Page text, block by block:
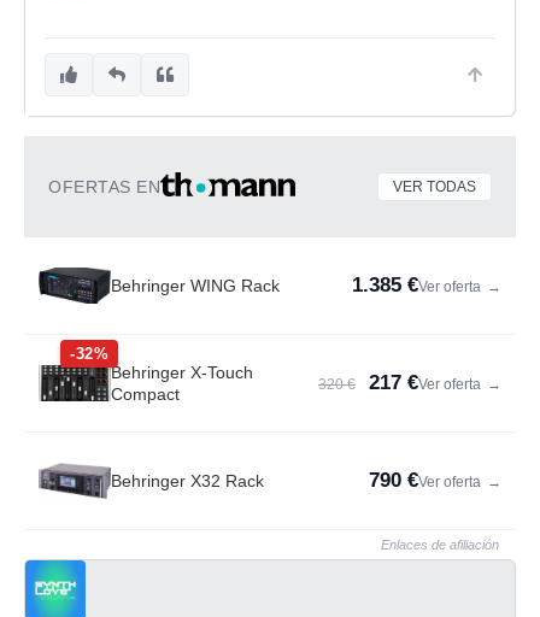
OFERTAS EN VER TODAS
Behringer WING Rack 1.385 €Ver oferta →
-32%
Behringer X-Touch
Compact
320 € 217 €Ver oferta →
Behringer X32 Rack 790 €Ver oferta →
Enlaces de afiliación